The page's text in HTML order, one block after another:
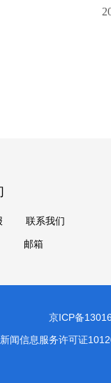
联系我们
邮箱
京ICP备
闻信息服务许可证